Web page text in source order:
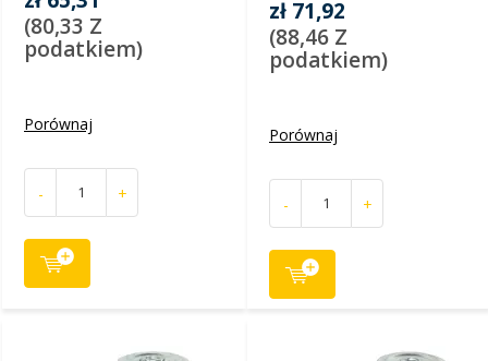
(80,33 Z
podatkiem)
Porównaj
- +
zł 71,92
(88,46 Z
podatkiem)
Porównaj
- +